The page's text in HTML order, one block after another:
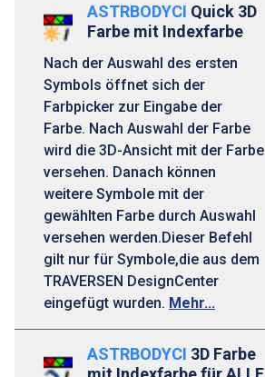
ASTRBODYCI Quick 3D
Farbe mit Indexfarbe
Nach der Auswahl des ersten
Symbols öffnet sich der
Farbpicker zur Eingabe der
Farbe. Nach Auswahl der Farbe
wird die 3D-Ansicht mit der Farbe
versehen. Danach können
weitere Symbole mit der
gewählten Farbe durch Auswahl
versehen werden.Dieser Befehl
gilt nur für Symbole,die aus dem
TRAVERSEN DesignCenter
eingefügt wurden. Mehr...
ASTRBODYCI 3D Farbe